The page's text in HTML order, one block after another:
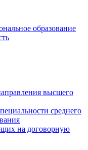
образование
высшего
среднего
на договорную